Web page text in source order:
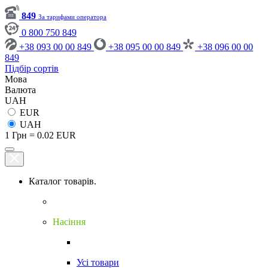
849 За тарифами оператора
0 800 750 849
+38 093 00 00 849
+38 095 00 00 849
+38 096 00 00
849
Підбір сортів
Мова
Валюта
UAH
EUR
UAH
1 Грн = 0.02 EUR
Каталог товарів.
Насіння
Усі товари